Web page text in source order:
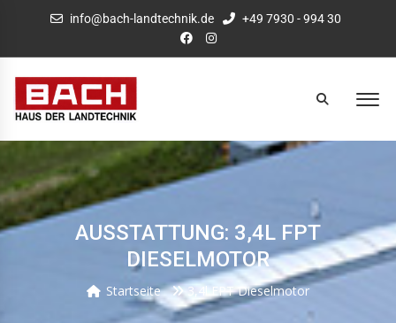
info@bach-landtechnik.de +49 7930 - 994 30
AUSSTATTUNG: 3,4L FPT
DIESELMOTOR
Startseite 3,4l FPT Dieselmotor